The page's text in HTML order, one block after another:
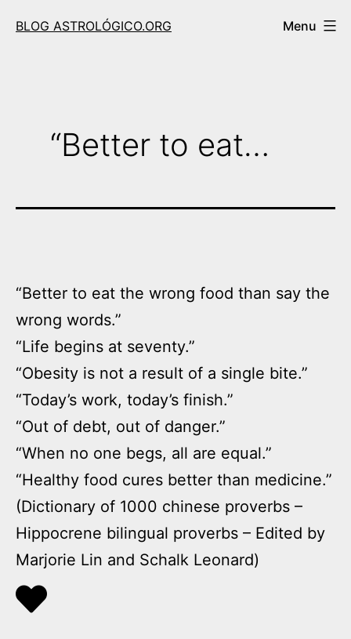
BLOG ASTROLÓGICO.ORG Menu
“Better to eat…
“Better to eat the wrong food than say the
wrong words.”
“Life begins at seventy.”
“Obesity is not a result of a single bite.”
“Today’s work, today’s finish.”
“Out of debt, out of danger.”
“When no one begs, all are equal.”
“Healthy food cures better than medicine.”
(Dictionary of 1000 chinese proverbs –
Hippocrene bilingual proverbs – Edited by
Marjorie Lin and Schalk Leonard)